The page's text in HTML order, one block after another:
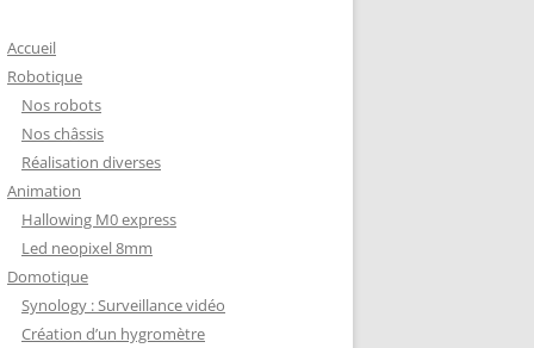
FONCTIONNEMENT D’UN BOUTON
POUSSOIR
W350
Accueil
Robotique
Nos robots
Nos châssis
Réalisation diverses
Animation
Hallowing M0 express
Led neopixel 8mm
Domotique
Synology : Surveillance vidéo
Création d’un hygromètre